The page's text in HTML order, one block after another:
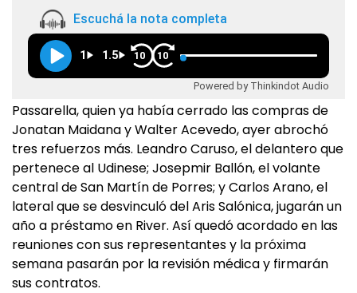
Escuchá la nota completa
1 1.5 10 10
Powered by Thinkindot Audio
Passarella, quien ya había cerrado las compras de
Jonatan Maidana y Walter Acevedo, ayer abrochó
tres refuerzos más. Leandro Caruso, el delantero que
pertenece al Udinese; Josepmir Ballón, el volante
central de San Martín de Porres; y Carlos Arano, el
lateral que se desvinculó del Aris Salónica, jugarán un
año a préstamo en River. Así quedó acordado en las
reuniones con sus representantes y la próxima
semana pasarán por la revisión médica y firmarán
sus contratos.